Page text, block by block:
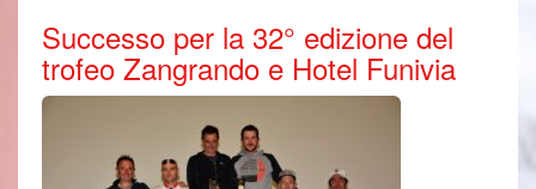
Successo per la 32° edizione del
trofeo Zangrando e Hotel Funivia